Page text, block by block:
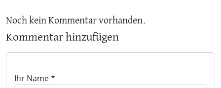
Noch kein Kommentar vorhanden.
Kommentar hinzufügen
Ihr Name *